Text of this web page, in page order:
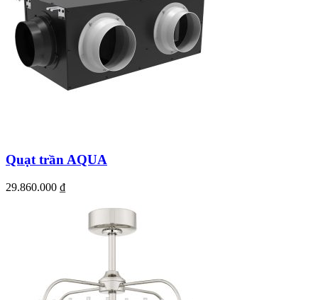
Quạt trần AQUA
29.860.000 ₫